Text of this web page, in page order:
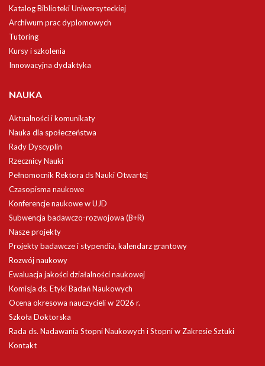
Katalog Biblioteki Uniwersyteckiej
Archiwum prac dyplomowych
Tutoring
Kursy i szkolenia
Innowacyjna dydaktyka
NAUKA
Aktualności i komunikaty
Nauka dla społeczeństwa
Rady Dyscyplin
Rzecznicy Nauki
Pełnomocnik Rektora ds Nauki Otwartej
Czasopisma naukowe
Konferencje naukowe w UJD
Subwencja badawczo-rozwojowa (B+R)
Nasze projekty
Projekty badawcze i stypendia, kalendarz grantowy
Rozwój naukowy
Ewaluacja jakości działalności naukowej
Komisja ds. Etyki Badań Naukowych
Ocena okresowa nauczycieli w 2026 r.
Szkoła Doktorska
Rada ds. Nadawania Stopni Naukowych i Stopni w Zakresie Sztuki
Kontakt